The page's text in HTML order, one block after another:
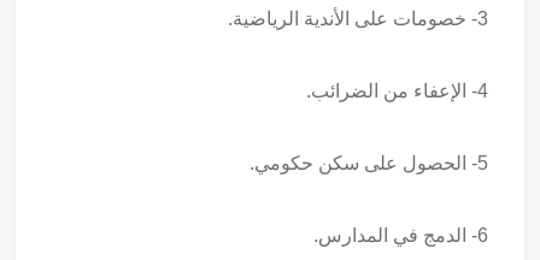
3- خصومات على الأندية الرياضية.
4- الإعفاء من الضرائب.
5- الحصول على سكن حكومي.
6- الدمج في المدارس.